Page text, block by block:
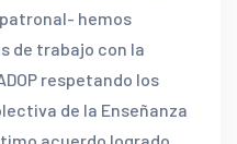
hemos
de trabajo con la
respetando los
de la Enseñanza